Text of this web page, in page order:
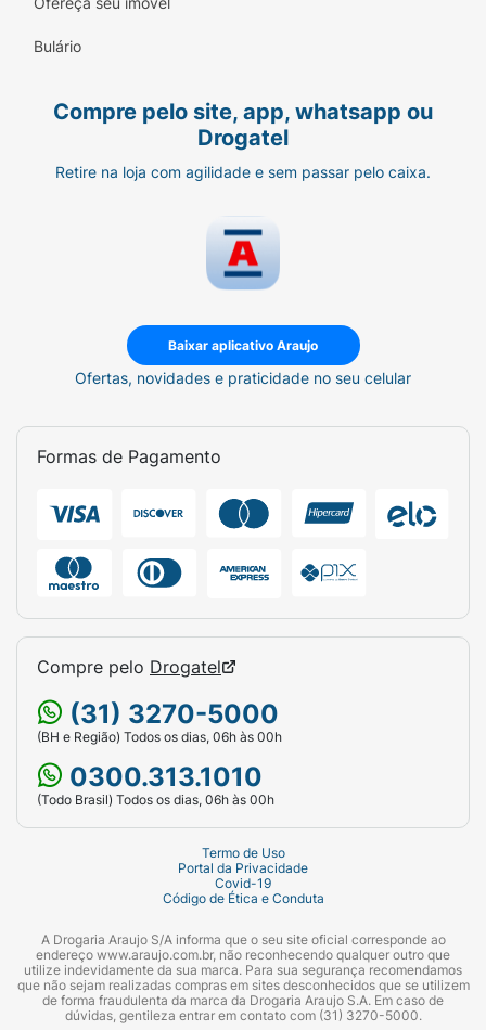
Bulário
Compre pelo site, app, whatsapp ou
Drogatel
Retire na loja com agilidade e sem passar pelo caixa.
Baixar aplicativo Araujo
Ofertas, novidades e praticidade no seu celular
Formas de Pagamento
Compre pelo Drogatel
(31) 3270-5000
(BH e Região) Todos os dias, 06h às 00h
0300.313.1010
(Todo Brasil) Todos os dias, 06h às 00h
Termo de Uso
Portal da Privacidade
Covid-19
Código de Ética e Conduta
A Drogaria Araujo S/A informa que o seu site oficial corresponde ao
endereço www.araujo.com.br, não reconhecendo qualquer outro que
utilize indevidamente da sua marca. Para sua segurança recomendamos
que não sejam realizadas compras em sites desconhecidos que se utilizem
de forma fraudulenta da marca da Drogaria Araujo S.A. Em caso de
dúvidas, gentileza entrar em contato com (31) 3270-5000.